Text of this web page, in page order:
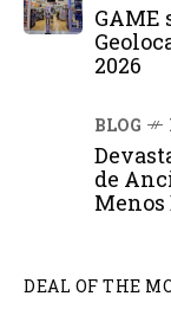
GAME
2026
BLOG
de
Menos
DEAL OF THE